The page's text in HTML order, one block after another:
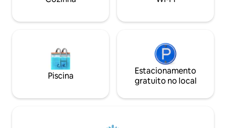
com vista para o lago ou use nossa
beira do lago hoje!
Piscina
Estacionamento
gratuito no local